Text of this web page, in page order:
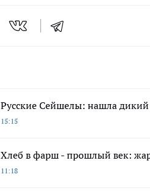
Русские Сейшелы: нашла
15:15
Хлеб в фарш - прошлый век:
11:18